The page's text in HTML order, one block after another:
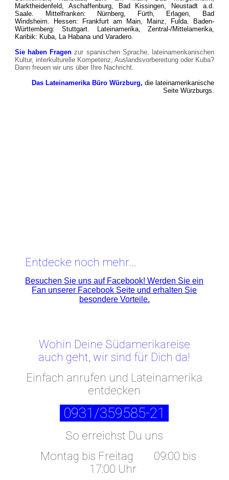
Marktheidenfeld, Aschaffenburg, Bad Kissingen, Neustadt a.d.
Saale. Mittelfranken: Nürnberg, Fürth, Erlagen, Bad
Windsheim. Hessen: Frankfurt am Main, Mainz, Fulda. Baden-
Württemberg: Stuttgart. Lateinamerika, Zentral-/Mittelamerika,
Karibik: Kuba, La Habana und Varadero.
Sie haben Fragen zur spanischen Sprache, lateinamerikanischen
Kultur, interkulturelle Kompetenz, Auslandsvorbereitung oder Kuba?
Dann freuen wir uns über Ihre Nachricht.
Das Lateinamerika Büro Würzburg,die lateinamerikanische
Seite Würzburgs.
Entdecke noch mehr...
Besuchen Sie uns auf Facebook! Werden Sie ein
Fan unserer Facebook Seite und erhalten Sie
besondere Vorteile.
Wohin Deine Südamerikareise
auch geht, wir sind für Dich da!
Einfach anrufen und Lateinamerika
entdecken
0931/359585-21
So erreichst Du uns
Montag bis Freitag 09:00 bis
17:00 Uhr